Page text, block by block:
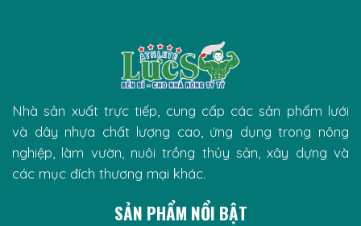
Nhà sản xuất trực tiếp, cung cấp các sản phẩm lưới
và dây nhựa chất lượng cao, ứng dụng trong nông
nghiệp, làm vườn, nuôi trồng thủy sản, xây dựng và
các mục đích thương mại khác.
SẢN PHẨM NỔI BẬT